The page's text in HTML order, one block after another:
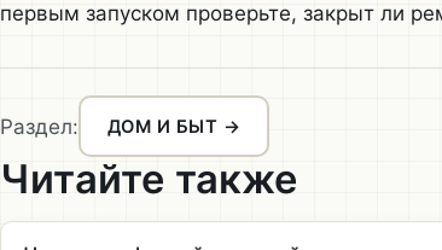
первым запуском проверьте, закрыт ли
Раздел: ДОМ И БЫТ →
Читайте также